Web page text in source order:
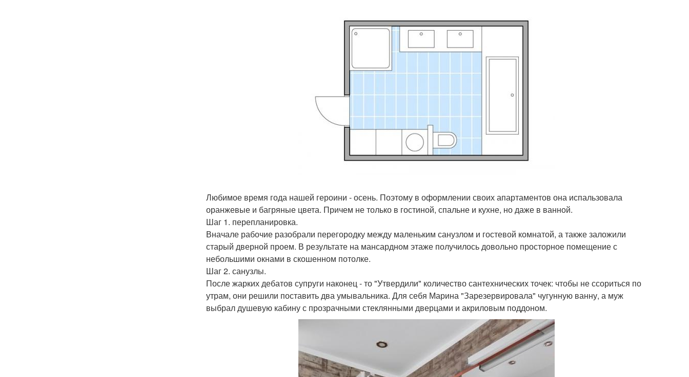
Любимое время года нашей героини - осень. Поэтому в оформлении своих апартаментов она испальзовала
оранжевые и багряные цвета. Причем не только в гостиной, спальне и кухне, но даже в ванной.
Шаг 1. перепланировка.
Вначале рабочие разобрали перегородку между маленьким санузлом и гостевой комнатой, а также заложили
старый дверной проем. В результате на мансардном этаже получилось довольно просторное помещение с
небольшими окнами в скошенном потолке.
Шаг 2. санузлы.
После жарких дебатов супруги наконец - то "Утвердили" количество сантехнических точек: чтобы не ссориться по
утрам, они решили поставить два умывальника. Для себя Марина "Зарезервировала" чугунную ванну, а муж
выбрал душевую кабину с прозрачными стеклянными дверцами и акриловым поддоном.